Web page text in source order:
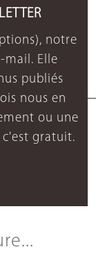
notre
mail. Elle
publiés
nous en
ou une
gratuit.